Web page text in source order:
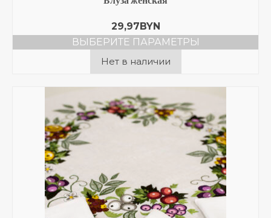
29,97 BYN
ВЫБЕРИТЕ ПАРАМЕТРЫ
товар
имеет
Опции
можно
выбрать
на
странице
Нет в наличии